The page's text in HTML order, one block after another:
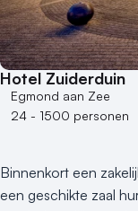
Museum
Theater
Varende locatie
Hotel Zuiderduin
Egmond aan Zee
24 - 1500 personen
Binnenkort een
een geschikte zaal